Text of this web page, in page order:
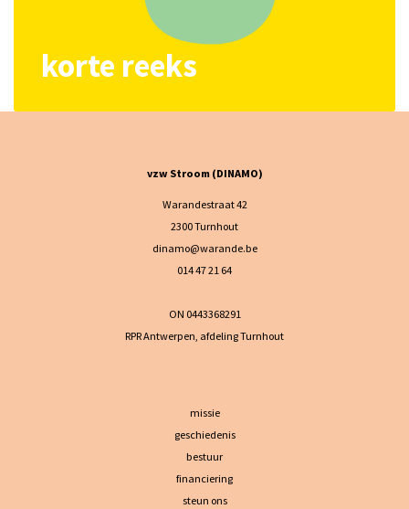
korte reeks
vzw Stroom (DINAMO)
Warandestraat 42
2300 Turnhout
dinamo@warande.be
014 47 21 64
ON 0443368291
RPR Antwerpen, afdeling Turnhout
missie
geschiedenis
bestuur
financiering
steun ons